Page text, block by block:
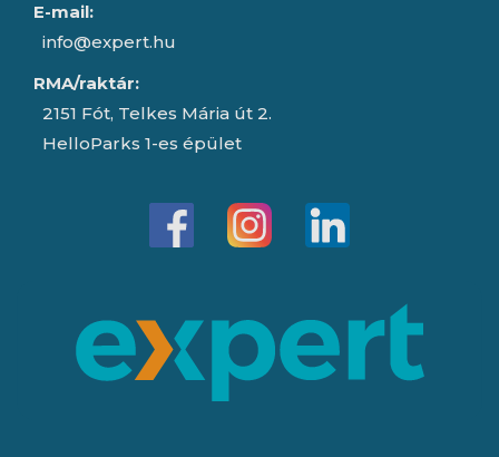
E-mail:
info@expert.hu
RMA/raktár:
2151 Fót, Telkes Mária út 2.
HelloParks 1-es épület